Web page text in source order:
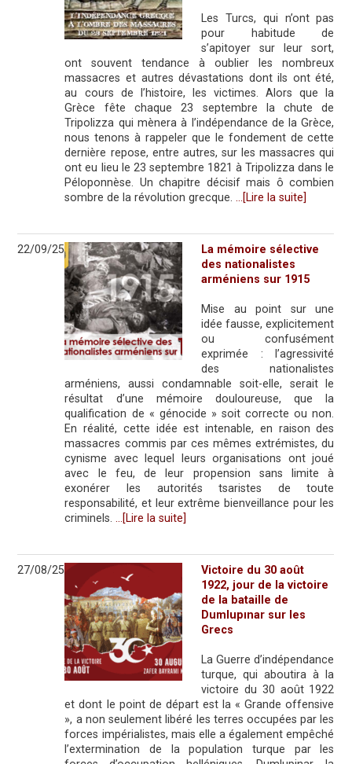
Les Turcs, qui n’ont pas
pour habitude de
s’apitoyer sur leur sort,
ont souvent tendance à oublier les nombreux
massacres et autres dévastations dont ils ont été,
au cours de l’histoire, les victimes. Alors que la
Grèce fête chaque 23 septembre la chute de
Tripolizza qui mènera à l’indépendance de la Grèce,
nous tenons à rappeler que le fondement de cette
dernière repose, entre autres, sur les massacres qui
ont eu lieu le 23 septembre 1821 à Tripolizza dans le
Péloponnèse. Un chapitre décisif mais ô combien
sombre de la révolution grecque. …[Lire la suite]
22/09/25
La mémoire sélective
des nationalistes
arméniens sur 1915
Mise au point sur une
idée fausse, explicitement
ou confusément
exprimée : l’agressivité
des nationalistes
arméniens, aussi condamnable soit-elle, serait le
résultat d’une mémoire douloureuse, que la
qualification de « génocide » soit correcte ou non.
En réalité, cette idée est intenable, en raison des
massacres commis par ces mêmes extrémistes, du
cynisme avec lequel leurs organisations ont joué
avec le feu, de leur propension sans limite à
exonérer les autorités tsaristes de toute
responsabilité, et leur extrême bienveillance pour les
criminels. …[Lire la suite]
27/08/25
Victoire du 30 août
1922, jour de la victoire
de la bataille de
Dumlupınar sur les
Grecs
La Guerre d’indépendance
turque, qui aboutira à la
victoire du 30 août 1922
et dont le point de départ est la « Grande offensive
», a non seulement libéré les terres occupées par les
forces impérialistes, mais elle a également empêché
l’extermination de la population turque par les